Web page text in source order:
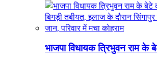
भाजपा विधायक त्रिभुवन राम के